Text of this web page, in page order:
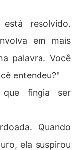
resolvido.
em mais
palavra. Você
entendeu?"
fingia ser
Quando
ela suspirou